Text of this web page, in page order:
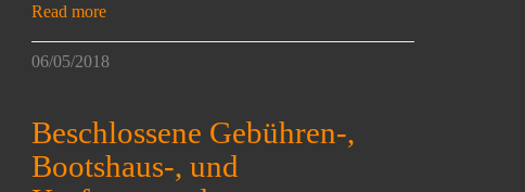
Read more
06/05/2018
Beschlossene Gebühren-,
Bootshaus-, und